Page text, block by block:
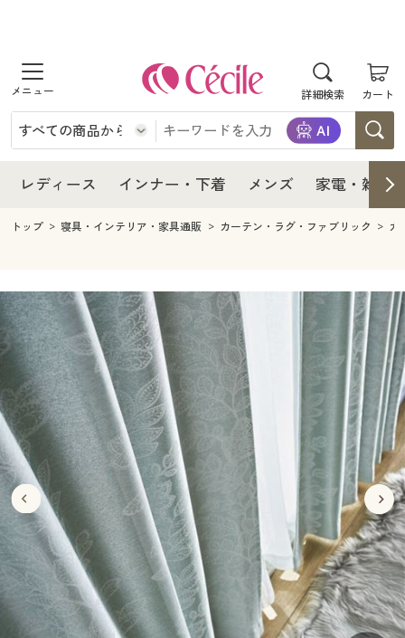
詳細検索 カート
商品を探す
レディース
レディースファッション
インナー・下着
インナー・下着通販すべて
メンズ下着
ジュニア・ティーンズ下着
メンズ
メンズファッション
メンズ下着
家電・雑貨すべて
家電
キッチン・雑貨・日用品
寝具・インテリア・家具
寝具・インテリア・家具通販すべて
家具・収納
寝具・ベッド
カーテン・ラグ・ファブリック
美容・健康
美容・健康通販すべて
美容・健康・サプリメント
制服・スクール
制服・スクールすべて
制服・学生服
ジュニア・ティーンズ下着
大きいサイズ
大きいサイズ通販すべて
大きいサイズ レディース服
大きいサイズ レディース下着
バーゲン
バーゲンセール
シークレットセール
詳細検索
商品カテゴリ一覧
レディース インナー・下着 メンズ 家電・雑貨
レディース
レディース通販すべて
レディースファッション
インナー・下着
インナー・下着通販すべて
ジュニア・ティーンズ下着
メンズ
メンズ下着
家電
キッチン・雑貨・日用品
寝具・インテリア・家具通販すべて
家具・収納
寝具・ベッド
カーテン・ラグ・ファブリック
美容・健康
美容・健康通販すべて
美容・健康・サプリメント
制服・スクール
制服・スクールすべて
制服・学生服
ジュニア・ティーンズ下着
大きいサイズ
大きいサイズ通販すべて
大きいサイズ レディース服
大きいサイズ レディース下着
大きいサイズ メンズ
バーゲン
バーゲンセール
シークレットセール
詳細検索
商品カテゴリ一覧
カタログ
トップ 寝具・インテリア・家具通販 カーテン・ラグ・ファブリック カ